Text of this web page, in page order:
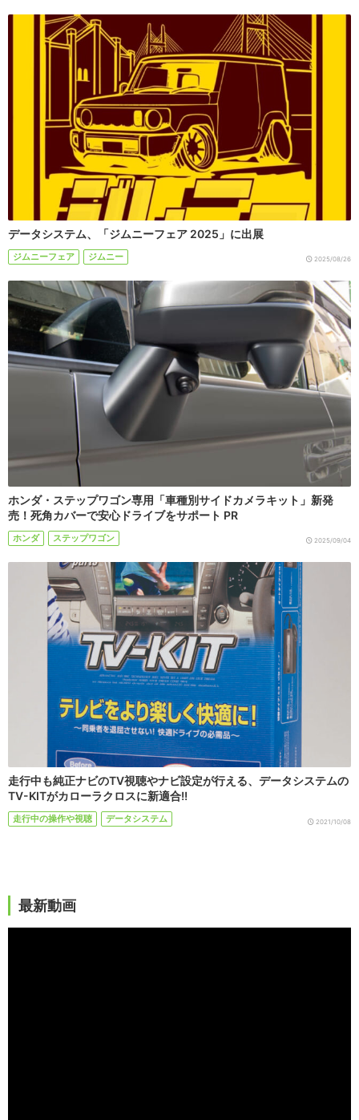
データシステム、「ジムニーフェア 2025」に出展
ジムニーフェア ジムニー 2025/08/26
ホンダ・ステップワゴン専用「車種別サイドカメラキット」新発
売！死角カバーで安心ドライブをサポート PR
ホンダ ステップワゴン 2025/09/04
走行中も純正ナビのTV視聴やナビ設定が行える、データシステムの
TV-KITがカローラクロスに新適合!!
走行中の操作や視聴 データシステム 2021/10/08
最新動画